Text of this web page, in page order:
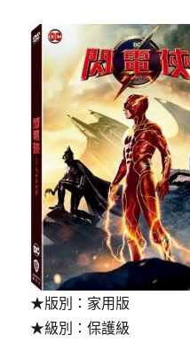
promised
neverland〉
★版別：家用版
★級別：保護級